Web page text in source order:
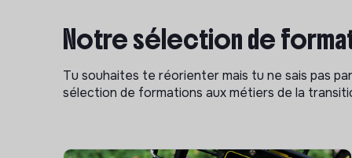
Notre sélection de
Tu souhaites te réorienter mais tu ne sais pas
sélection de formations aux métiers de la